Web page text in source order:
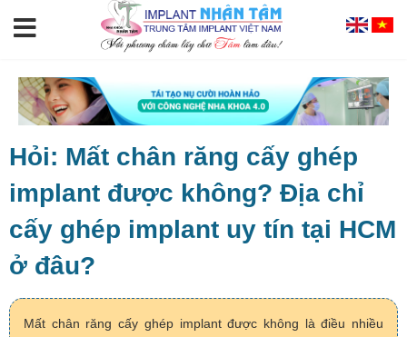
Hỏi: Mất chân răng cấy ghép
implant được không? Địa chỉ
cấy ghép implant uy tín tại HCM
ở đâu?
Mất chân răng cấy ghép implant được không là điều nhiều